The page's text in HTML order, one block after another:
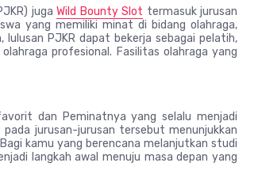
juga Wild Bounty Slot termasuk jurusan
yang memiliki minat di bidang olahraga,
lulusan PJKR dapat bekerja sebagai pelatih,
profesional. Fasilitas olahraga yang
dan Peminatnya yang selalu menjadi
jurusan-jurusan tersebut menunjukkan
kamu yang berencana melanjutkan studi
langkah awal menuju masa depan yang